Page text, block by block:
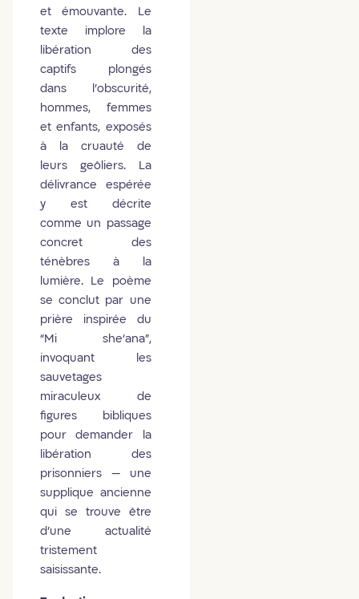
et émouvante. Le
texte implore la
libération des
captifs plongés
dans l’obscurité,
hommes, femmes
et enfants, exposés
à la cruauté de
leurs geôliers. La
délivrance espérée
y est décrite
comme un passage
concret des
ténèbres à la
lumière. Le poème
se conclut par une
prière inspirée du
“Mi she‘ana”,
invoquant les
sauvetages
miraculeux de
figures bibliques
pour demander la
libération des
prisonniers — une
supplique ancienne
qui se trouve être
d’une actualité
tristement
saisissante.